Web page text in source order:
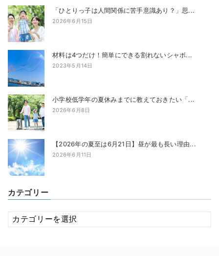
「ひとりっ子は人間関係に苦手意識あり？」思...
2026年6月15日
材料は4つだけ！簡単にできる割れないシャボ...
2023年5月14日
小学校低学年の夏休みまでに教えておきたい「...
2026年6月8日
【2026年の夏至は6月21日】昼が最も長い理由...
2026年6月11日
カテゴリー
カ
テ